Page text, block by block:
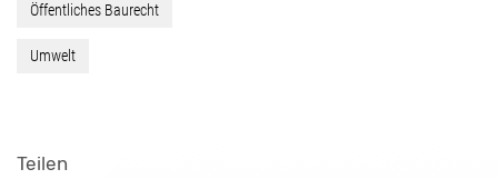
Öffentliches Baurecht
Umwelt
Teilen